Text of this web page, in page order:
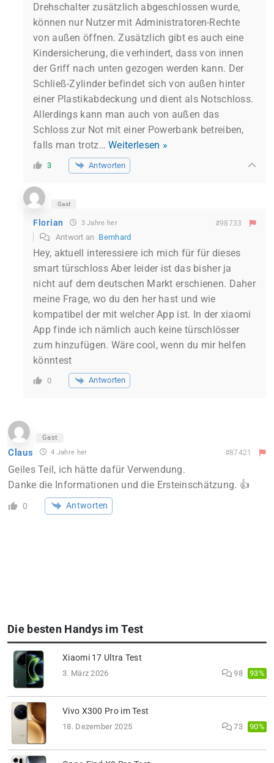
Drehschalter zusätzlich abgeschlossen wurde,
können nur Nutzer mit Administratoren-Rechte
von außen öffnen. Zusätzlich gibt es auch eine
Kindersicherung, die verhindert, dass von innen
der Griff nach unten gezogen werden kann. Der
Schließ-Zylinder befindet sich von außen hinter
einer Plastikabdeckung und dient als Notschloss.
Allerdings kann man auch von außen das
Schloss zur Not mit einer Powerbank betreiben,
falls man trotz…Weiterlesen »
3 Antworten
Gast
Florian 3 Jahre her #98733
Antwort an Bernhard
Hey, aktuell interessiere ich mich für für dieses
smart türschloss Aber leider ist das bisher ja
nicht auf dem deutschen Markt erschienen. Daher
meine Frage, wo du den her hast und wie
kompatibel der mit welcher App ist. In der xiaomi
App finde ich nämlich auch keine türschlösser
zum hinzufügen. Wäre cool, wenn du mir helfen
könntest
0 Antworten
Gast
Claus 4 Jahre her #87421
Geiles Teil, ich hätte dafür Verwendung.
Danke die Informationen und die Ersteinschätzung. 👍
0 Antworten
Die besten Handys im Test
Xiaomi 17 Ultra Test
3. März 2026 98 93%
Vivo X300 Pro im Test
18. Dezember 2025 73 90%